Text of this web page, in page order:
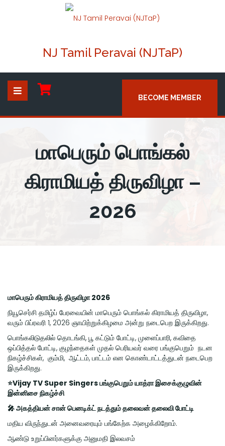
NJ Tamil Peravai (NJTaP)
BECOME MEMBER
மாபெரும் பொங்கல்
கிராமியத் திருவிழா –
2026
மாபெரும் கிராமியத் திருவிழா 2026
நியூசெர்சி தமிழ்ப் பேரவையின் மாபெரும் பொங்கல் கிராமியத் திருவிழா,
வரும் பிப்ரவரி 1, 2026 ஞாயிற்றுக்கிழமை அன்று நடைபெற இருக்கிறது.
பொங்கலிடுதலில் தொடங்கி, பூ கட்டும் போட்டி, முளைப்பாரி, கவிதை
ஒப்பித்தல் போட்டி, குழந்தைகள் முதல் பெரியவர் வரை பங்குபெறும் நடன
நிகழ்ச்சிகள், கும்மி, ஆட்டம், பாட்டம் என கொண்டாட்டத்துடன் நடைபெற
இருக்கிறது.
⭐Vijay TV Super Singers பங்குபெறும் யாத்ரா இசைக்குழுவின்
இன்னிசை நிகழ்ச்சி
🎤 அகத்தியன் சான் பெனடிக்ட் நடத்தும் தலைவன் தலைவி போட்டி
மதிய விருந்துடன் அனைவரையும் பங்கேற்க அழைக்கிறோம்.
ஆண்டு உறுப்பினர்களுக்கு அனுமதி இலவசம்